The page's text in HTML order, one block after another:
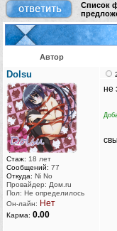
Список
Автор
Dolsu
Стаж: 18 лет
Сообщений: 77
Откуда: Ni No
Провайдер: Дом.ru
Пол: Не определилось
Он-лайн: Нет
Карма: 0.00
не